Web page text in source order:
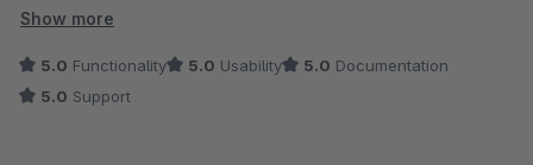
Darstellung des Artikelpreises bei aktiven Staffelpreisen und
neue Preisstaffel durch Mengenauswahl erreicht wurde.
Show more
5.0 Functionality 5.0 Usability 5.0 Documentation
5.0 Support